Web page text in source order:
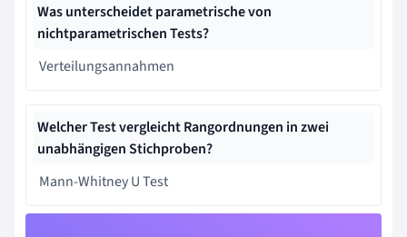
Was unterscheidet parametrische von
nichtparametrischen Tests?
Verteilungsannahmen
Welcher Test vergleicht Rangordnungen in zwei
unabhängigen Stichproben?
Mann-Whitney U Test